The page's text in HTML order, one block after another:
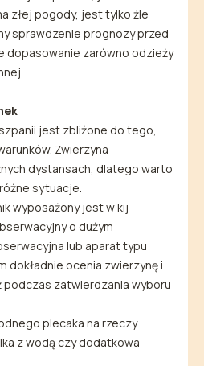
złej pogody, jest tylko źle
sprawdzenie prognozy przed
dopasowanie zarówno odzieży
jest zbliżone do tego,
Zwierzyna
dystansach, dlatego warto
sytuacje.
wyposażony jest w kij
o dużym
lub aparat typu
dokładnie ocenia zwierzynę i
zatwierdzania wyboru
plecaka na rzeczy
z wodą czy dodatkowa